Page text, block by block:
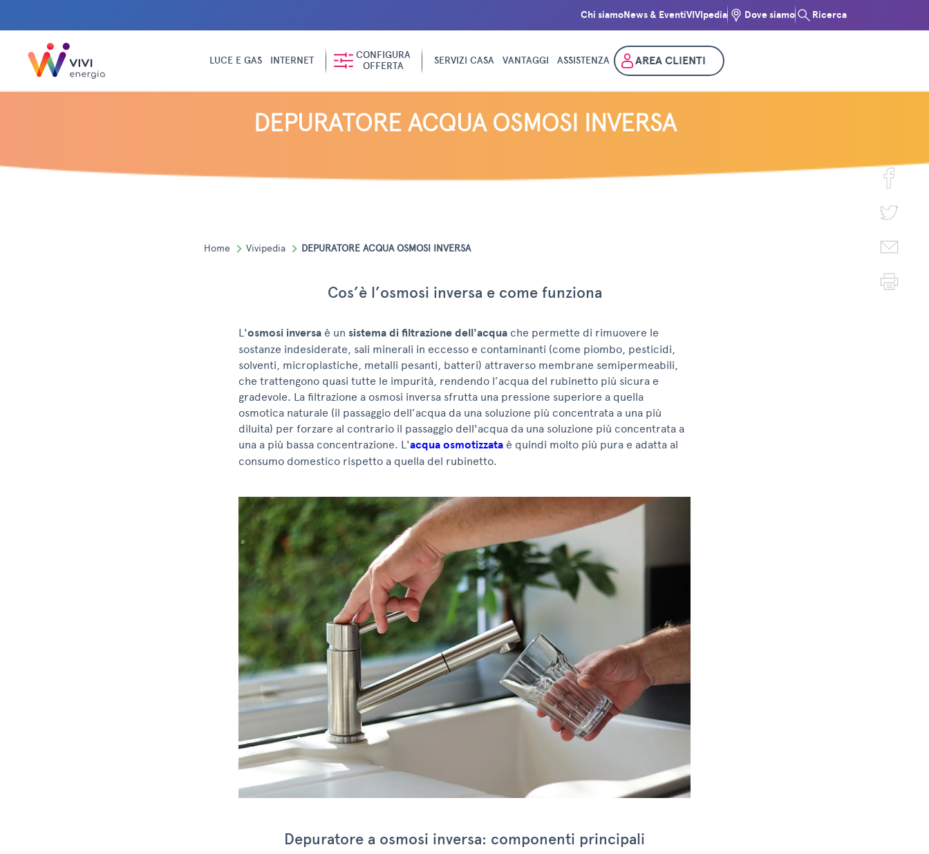
Chi siamoNews & EventiVIVIpedia Dove siamo Ricerca
LUCE E GAS INTERNET
CONFIGURA
OFFERTA
SERVIZI CASA VANTAGGI ASSISTENZA AREA CLIENTI
DEPURATORE ACQUA OSMOSI INVERSA
Home Vivipedia DEPURATORE ACQUA OSMOSI INVERSA
Cos’è l’osmosi inversa e come funziona
L'osmosi inversa è un sistema di filtrazione dell'acqua che permette di rimuovere le
sostanze indesiderate, sali minerali in eccesso e contaminanti (come piombo, pesticidi,
solventi, microplastiche, metalli pesanti, batteri) attraverso membrane semipermeabili,
che trattengono quasi tutte le impurità, rendendo l’acqua del rubinetto più sicura e
gradevole. La filtrazione a osmosi inversa sfrutta una pressione superiore a quella
osmotica naturale (il passaggio dell’acqua da una soluzione più concentrata a una più
diluita) per forzare al contrario il passaggio dell'acqua da una soluzione più concentrata a
una a più bassa concentrazione. L'acqua osmotizzata è quindi molto più pura e adatta al
consumo domestico rispetto a quella del rubinetto.
Depuratore a osmosi inversa: componenti principali